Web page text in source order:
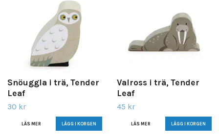
Snöuggla i trä, Tender
Leaf
30 kr
LÄS MER
Valross i trä, Tender
Leaf
45 kr
LÄS MER